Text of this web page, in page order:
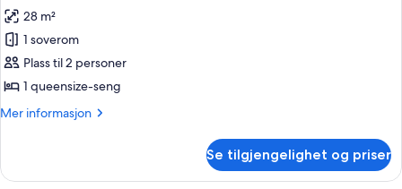
bildene
av
Dobbeltrom
28 m²
1 soverom
Plass til 2 personer
1 queensize-seng
Mer informasjon
Mer
Se tilgjengelighet og priser